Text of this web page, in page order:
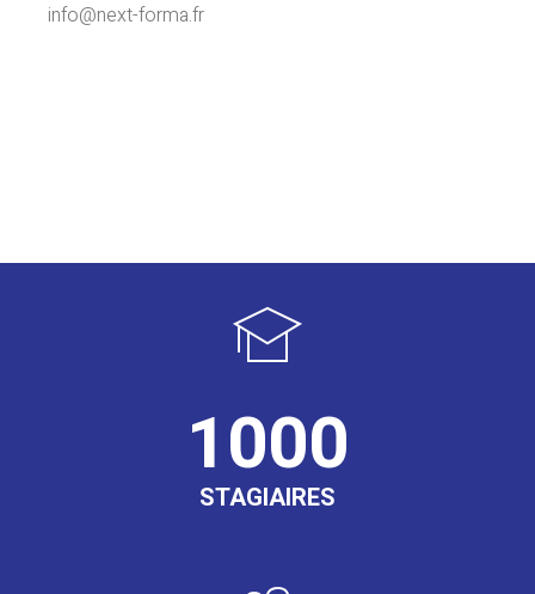
info@next-forma.fr
1000
STAGIAIRES